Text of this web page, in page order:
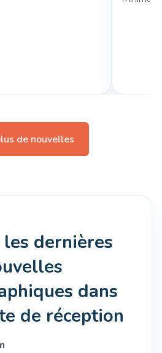
de nouvelles
les dernières
dans
de réception